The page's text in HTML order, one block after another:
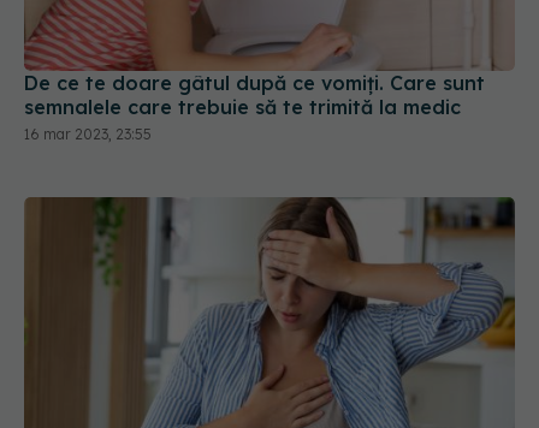
De ce te doare gâtul după ce vomiți. Care sunt
semnalele care trebuie să te trimită la medic
16 mar 2023, 23:55